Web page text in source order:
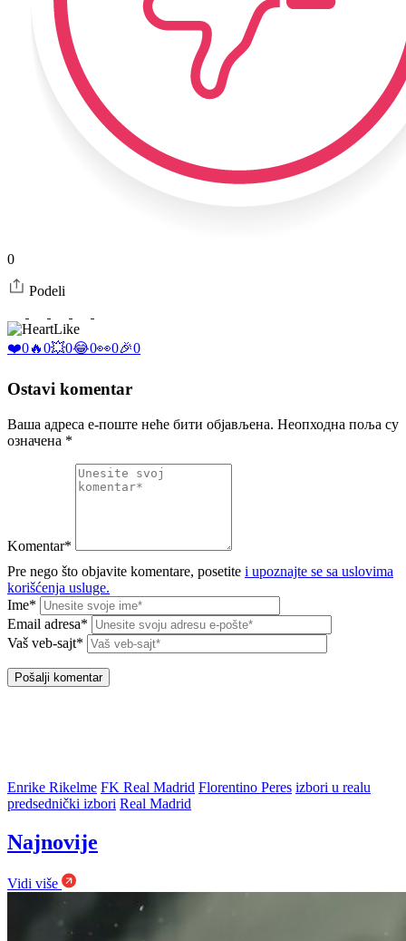
0
Podeli
Like
❤️0🔥0💥0😂0👀0🎉0
Ostavi komentar
Ваша адреса е-поште неће бити објављена. Неопходна поља су
означена *
Komentar*
Pre nego što objavite komentare, posetite i upoznajte se sa uslovima
korišćenja usluge.
Ime*
Email adresa*
Vaš veb-sajt*
Enrike Rikelme FK Real Madrid Florentino Peres izbori u realu
predsednički izbori Real Madrid
Najnovije
Vidi više